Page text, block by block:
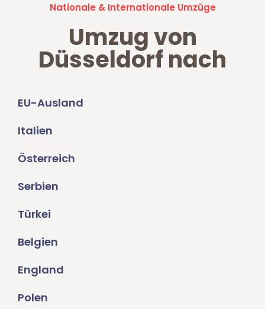
Nationale & Internationale Umzüge
Umzug von
Düsseldorf nach
EU-Ausland
Italien
Österreich
Serbien
Türkei
Belgien
England
Polen